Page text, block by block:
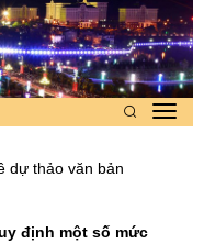
dự thảo văn bản
định một số mức